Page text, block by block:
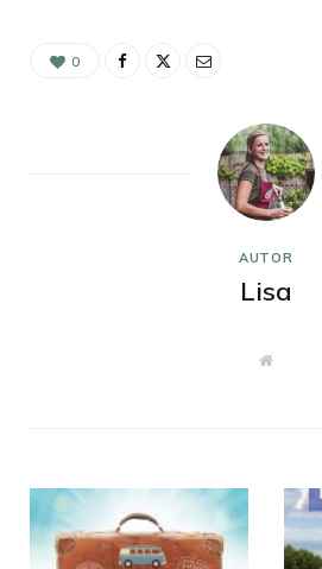
0
AUTOR
Lisa
W